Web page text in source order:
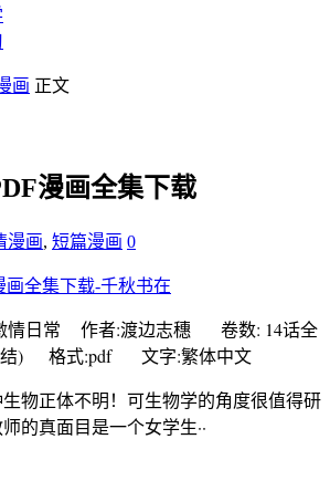
画 正文
漫画全集下载
漫画, 短篇漫画 0
情日常 作者:渡边志穗 卷数: 14话全
结) 格式:pdf 文字:繁体中文
物正体不明！可生物学的角度很值得研
的真面目是一个女学生··